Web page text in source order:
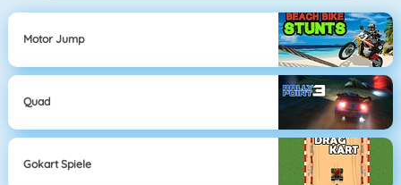
Motor Jump
Quad
Gokart Spiele